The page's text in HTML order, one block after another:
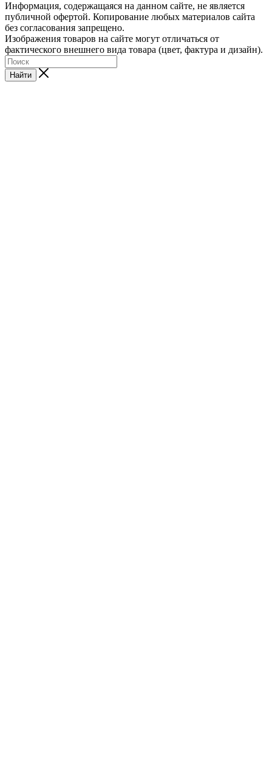
Информация, содержащаяся на данном сайте, не является
публичной офертой. Копирование любых материалов сайта
без согласования запрещено.
Изображения товаров на сайте могут отличаться от
фактического внешнего вида товара (цвет, фактура и дизайн).
Найти